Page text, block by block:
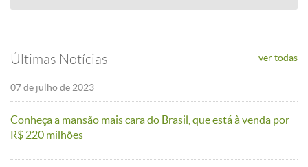
Últimas Notícias ver todas
07 de julho de 2023
Conheça a mansão mais cara do Brasil, que está à venda por
R$ 220 milhões